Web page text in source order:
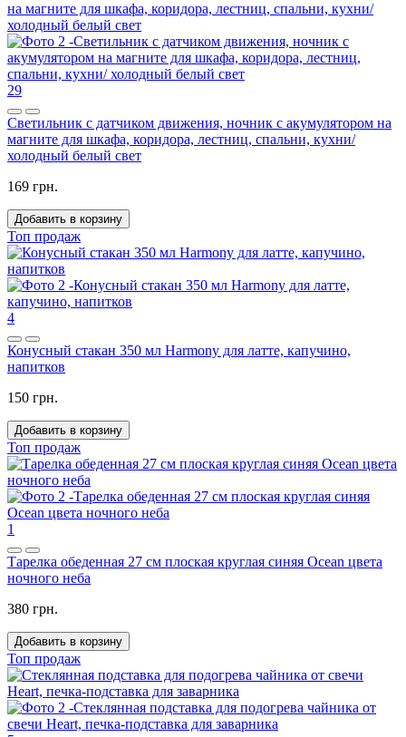
29
Светильник с датчиком движения, ночник с акумулятором на
магните для шкафа, коридора, лестниц, спальни, кухни/
холодный белый свет
169 грн.
Добавить в корзину
Топ продаж
4
Конусный стакан 350 мл Harmony для латте, капучино,
напитков
150 грн.
Добавить в корзину
Топ продаж
1
Тарелка обеденная 27 см плоская круглая синяя Ocean цвета
ночного неба
380 грн.
Добавить в корзину
Топ продаж